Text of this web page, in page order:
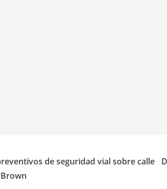
de seguridad vial sobre calle